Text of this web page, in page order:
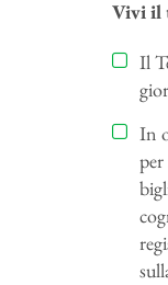
Vivi il
Il
In